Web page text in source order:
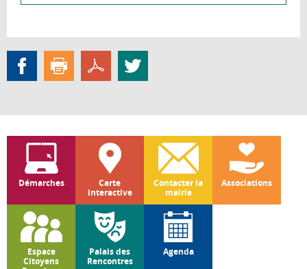
Démarches
Carte
interactive
Contacter la
mairie
Associations
Espace
Citoyens
Palais des
Rencontres
Agenda